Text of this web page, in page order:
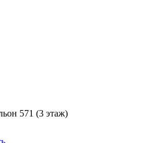
571 (3 этаж)